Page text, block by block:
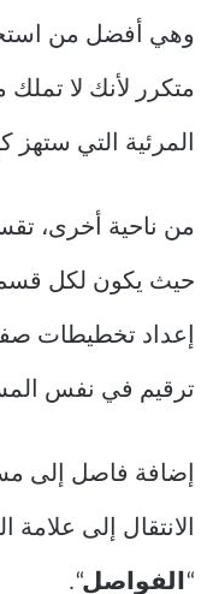
وهي أفضل من
متكرر لأنك لا
المرئية التي
من ناحية أخرى،
حيث يكون لكل قسم
إعداد تخطيطات
ترقيم في نفس
إضافة فاصل إلى
الانتقال إلى علامة
“ الفواصل“.